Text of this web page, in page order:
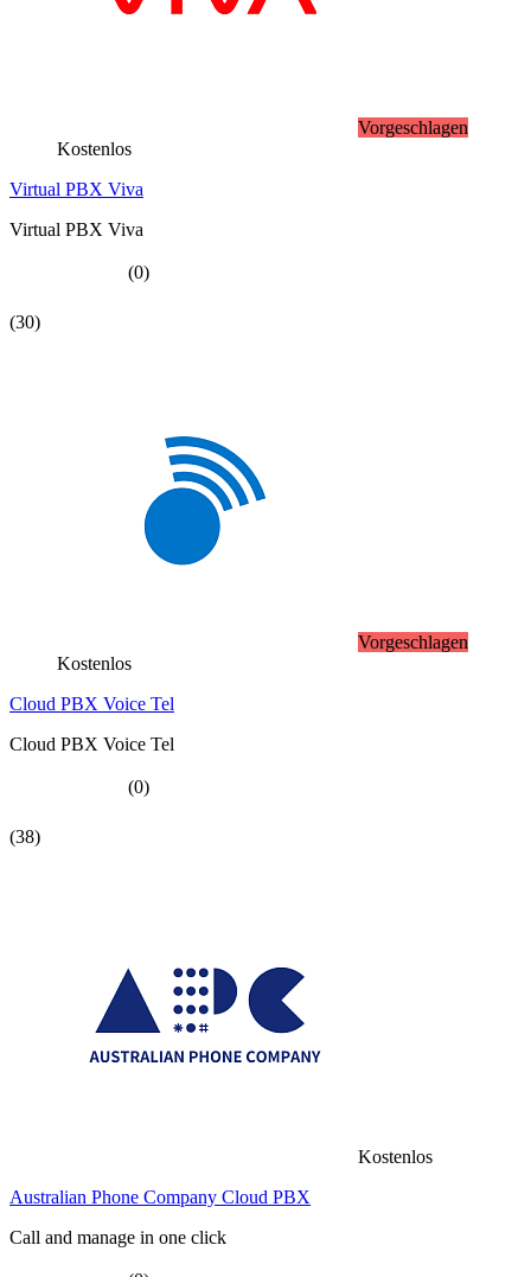
Vorgeschlagen
Kostenlos
Virtual PBX Viva
Virtual PBX Viva
(0)
(30)
Vorgeschlagen
Kostenlos
Cloud PBX Voice Tel
Cloud PBX Voice Tel
(0)
(38)
Kostenlos
Australian Phone Company Cloud PBX
Call and manage in one click